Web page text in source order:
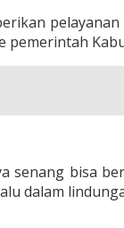
pemerintah
senang bisa
dalam